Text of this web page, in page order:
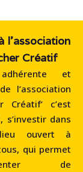
l'association
Créatif
et
l’association
Créatif‘ c’est
s’investir dans
ouvert à
qui permet
de